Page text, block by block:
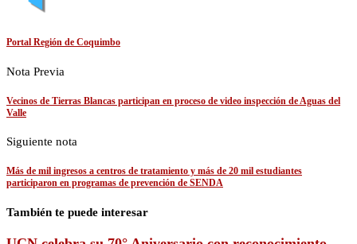
Portal Región de Coquimbo
Nota Previa
Vecinos de Tierras Blancas participan en proceso de video inspección de Aguas del
Valle
Siguiente nota
Más de mil ingresos a centros de tratamiento y más de 20 mil estudiantes
participaron en programas de prevención de SENDA
También te puede interesar